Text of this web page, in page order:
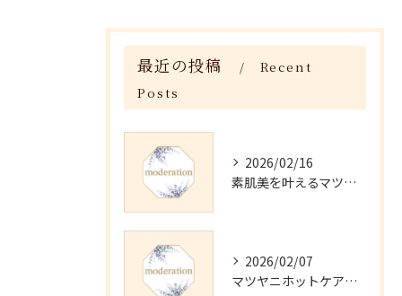
最近の投稿
Recent
Posts
2026/02/16
素肌美を叶えるマツヤニホットセラピーの効果
2026/02/07
マツヤニホットケアの正しい使い方と継続法